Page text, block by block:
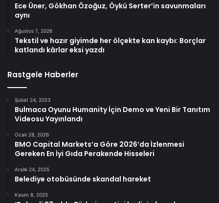
Ece Üner, Gökhan Özoğuz, Öykü Serter’in savunmaları
aynı
Ağustos 7, 2026
Tekstil ve hazır giyimde her ölçekte kan kaybı: Borçlar
katlandı kârlar eksi yazdı
Rastgele Haberler
Şubat 24, 2023
Bulmaca Oyunu Humanity İçin Demo ve Yeni Bir Tanıtım
Videosu Yayınlandı
Ocak 28, 2026
BMO Capital Markets’a Göre 2026’da İzlenmesi
Gereken En İyi Gıda Perakende Hisseleri
Aralık 24, 2025
Belediye otobüsünde skandal hareket
Kasım 8, 2025